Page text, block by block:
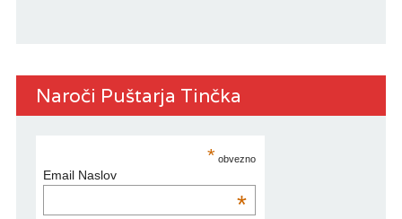
Naroči Puštarja Tinčka
* obvezno
Email Naslov
*